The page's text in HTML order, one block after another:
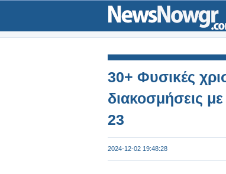
30+ Φυσικές
διακοσμήσεις
23
2024-12-02 19:48:28